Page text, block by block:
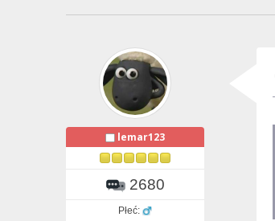
lemar123
2680
Płeć: